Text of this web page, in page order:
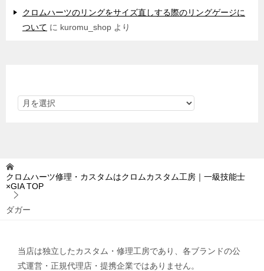
クロムハーツのリングをサイズ直しする際のリングゲージに
ついて に kuromu_shop より
クロムハーツ修理・カスタムはクロムカスタム工房｜一級技能士
×GIATOP
ダガー
当店は独立したカスタム・修理工房であり、各ブランドの公
式運営・正規代理店・提携企業ではありません。